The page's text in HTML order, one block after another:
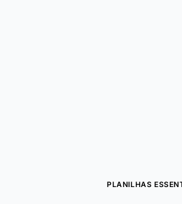
PLANILHAS